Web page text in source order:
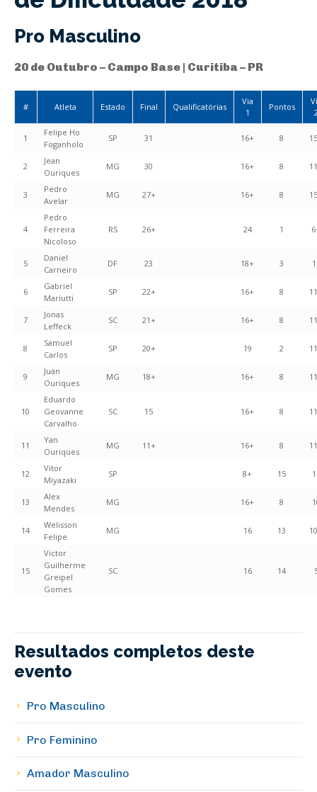
Pro Masculino
20 de Outubro – Campo Base | Curitiba – PR
# Atleta Estado Final Qualificatórias
Via
1
Pontos
1
Felipe Ho
Foganholo
SP 31 16+ 8
2
Jean
Ouriques
MG 30 16+ 8
3
Pedro
Avelar
MG 27+ 16+ 8
4
Pedro
Ferreira
Nicoloso
RS 26+ 24 1
5
Daniel
Carneiro
DF 23 18+ 3
6
Gabriel
Mariutti
SP 22+ 16+ 8
7
Jonas
Leffeck
SC 21+ 16+ 8
8
Samuel
Carlos
SP 20+ 19 2
9
Juan
Ouriques
MG 18+ 16+ 8
10
Eduardo
Geovanne
Carvalho
SC 15 16+ 8
11
Yan
Ouriques
MG 11+ 16+ 8
12
Vitor
Miyazaki
SP 8+ 15
13
Alex
Mendes
MG 16+ 8
14
Welisson
Felipe
MG 16 13
15
Victor
Guilherme
Greipel
Gomes
SC 16 14
Resultados completos deste
evento
Pro Masculino
Pro Feminino
Amador Masculino